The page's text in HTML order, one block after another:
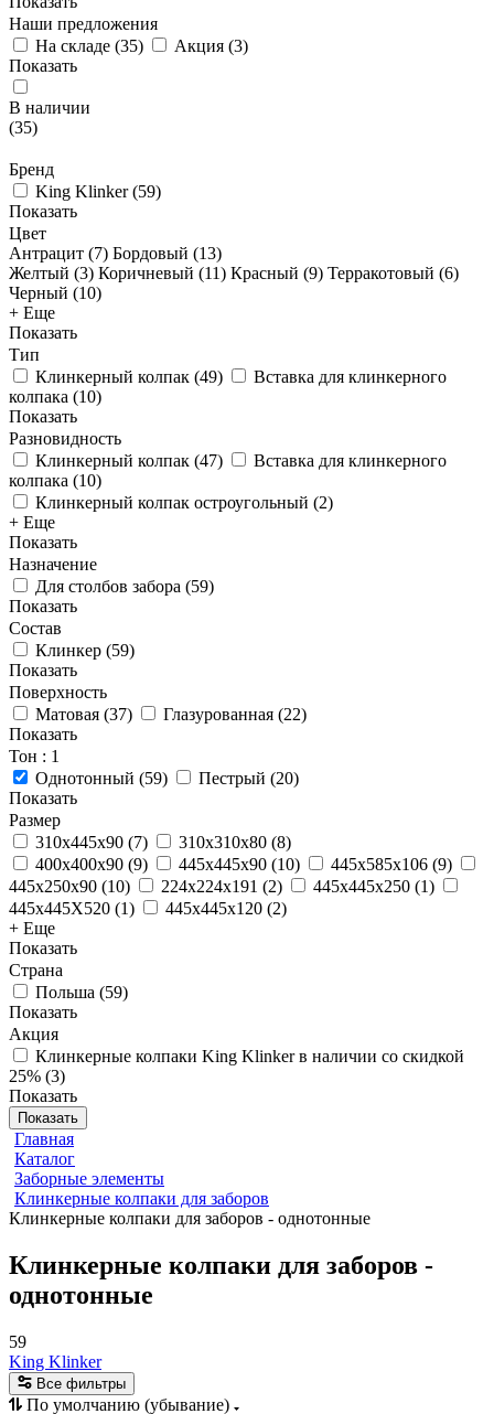
Наши предложения
На складе (35) Акция (3)
Показать
В наличии
(35)
Бренд
King Klinker(59)
Показать
Цвет
Антрацит (7) Бордовый (13)
Желтый (3) Коричневый (11) Красный (9) Терракотовый (6)
Черный (10)
+ Еще
Показать
Тип
Клинкерный колпак (49)
Вставка для клинкерного
колпака (10)
Показать
Разновидность
Клинкерный колпак (47)
Вставка для клинкерного
колпака (10)
Клинкерный колпак остроугольный (2)
+ Еще
Показать
Назначение
Для столбов забора (59)
Показать
Состав
Клинкер (59)
Показать
Поверхность
Матовая (37) Глазурованная (22)
Показать
Тон : 1
Однотонный (59) Пестрый (20)
Показать
Размер
310x445x90 (7) 310x310x80 (8)
400x400x90 (9) 445x445x90 (10) 445x585x106 (9)
445x250x90 (10) 224x224x191 (2) 445x445x250 (1)
445x445X520 (1) 445x445x120 (2)
+ Еще
Показать
Страна
Польша (59)
Показать
Акция
Клинкерные колпаки King Klinker в наличии со скидкой
25% (3)
Показать
Показать
Главная
Каталог
Заборные элементы
Клинкерные колпаки для заборов
Клинкерные колпаки для заборов - однотонные
Клинкерные колпаки для заборов -
однотонные
59
King Klinker
Все фильтры
По умолчанию (убывание)